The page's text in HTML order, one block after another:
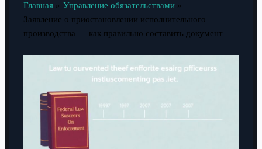
Главная
Управление обязательствами
Заявление о приостановлении исполнительного
производства — как правильно составить документ